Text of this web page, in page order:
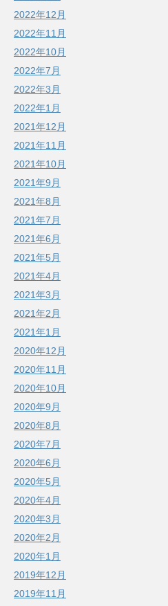
2022年12月
2022年11月
2022年10月
2022年7月
2022年3月
2022年1月
2021年12月
2021年11月
2021年10月
2021年9月
2021年8月
2021年7月
2021年6月
2021年5月
2021年4月
2021年3月
2021年2月
2021年1月
2020年12月
2020年11月
2020年10月
2020年9月
2020年8月
2020年7月
2020年6月
2020年5月
2020年4月
2020年3月
2020年2月
2020年1月
2019年12月
2019年11月